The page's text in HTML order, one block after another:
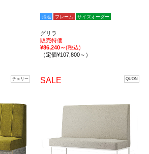
張地 フレーム サイズオーダー
グリラ
販売特価
¥86,240～(税込)
（定価¥107,800～）
チェリー SALE QUON